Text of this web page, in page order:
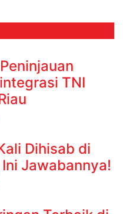
TNI
Dihisab di
Jawabannya!